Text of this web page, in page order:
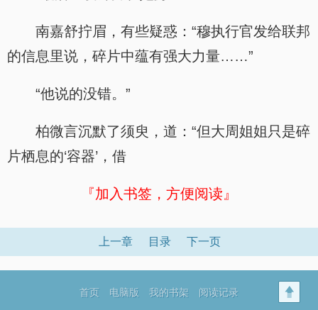
南嘉舒拧眉，有些疑惑：“穆执行官发给联邦
的信息里说，碎片中蕴有强大力量……”
“他说的没错。”
柏微言沉默了须臾，道：“但大周姐姐只是碎
片栖息的‘容器’，借
『加入书签，方便阅读』
上一章 目录 下一页
首页 电脑版 我的书架 阅读记录